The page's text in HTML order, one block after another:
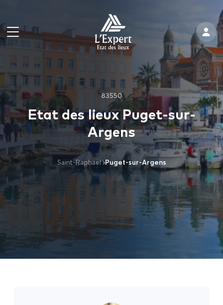
83550
Etat des lieux Puget-sur-
Argens
Saint-Raphaël ›Puget-sur-Argens